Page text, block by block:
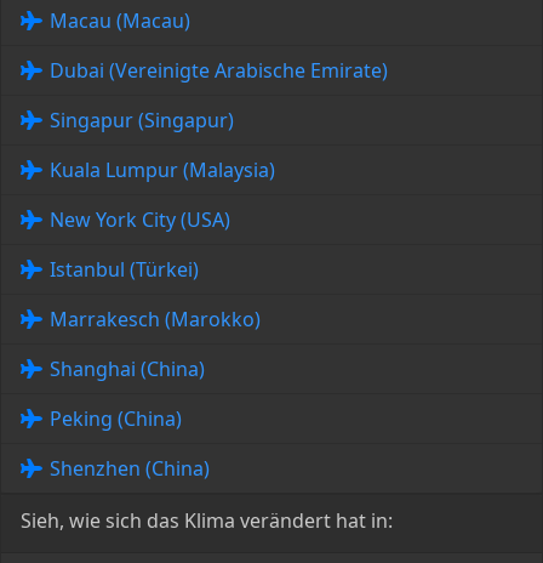
Macau (Macau)
Dubai (Vereinigte Arabische Emirate)
Singapur (Singapur)
Kuala Lumpur (Malaysia)
New York City (USA)
Istanbul (Türkei)
Marrakesch (Marokko)
Shanghai (China)
Peking (China)
Shenzhen (China)
Sieh, wie sich das Klima verändert hat in: